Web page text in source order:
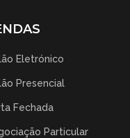
Eletrónico
Presencial
Fechada
Particular